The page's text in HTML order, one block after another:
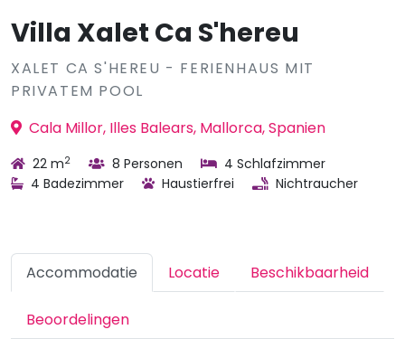
Villa Xalet Ca S'hereu
XALET CA S'HEREU - FERIENHAUS MIT
PRIVATEM POOL
Cala Millor, Illes Balears, Mallorca, Spanien
22 m2 8 Personen
4 Schlafzimmer
4 Badezimmer
Haustierfrei Nichtraucher
Accommodatie Locatie Beschikbaarheid
Beoordelingen